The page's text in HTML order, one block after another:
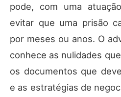
pode, com uma
evitar que uma prisão
por meses ou anos. O
conhece as nulidades
os documentos que
e as estratégias de